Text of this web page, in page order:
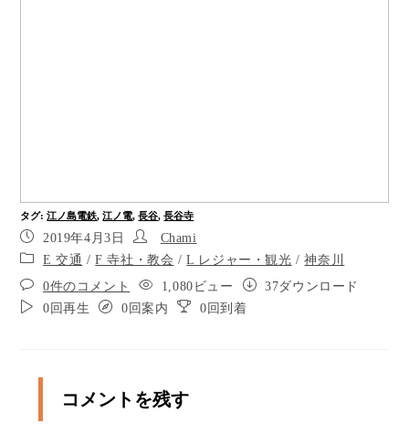
長谷観音前の交差点につきました。正面の横断歩
道を渡りましょう。距離は10メートルほどで信号
はありません。渡り終えたら正面に恵比寿やとい
う和菓子やがあります。そこを右折して170メート
ルほど直進します。
左手にはんにゃぼうという食事処があります。シ
タグ:江ノ島電鉄, 江ノ電, 長谷, 長谷寺
2019年4月3日
Chami
E 交通 /F 寺社・教会 /L レジャー・観光 /神奈川
0件のコメント
1,080ビュー
37ダウンロード
0回再生
0回案内 0回到着
コメントを残す